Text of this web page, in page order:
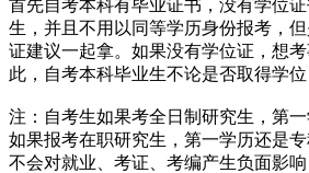
首先自考本科有毕业证书，没有学位
生，并且不用以同等学历身份报考，
证建议一起拿。如果没有学位证，想
此，自考本科毕业生不论是否取得学位
注：自考生如果考全日制研究生，第一
如果报考在职研究生，第一学历还是专
不会对就业、考证、考编产生负面影